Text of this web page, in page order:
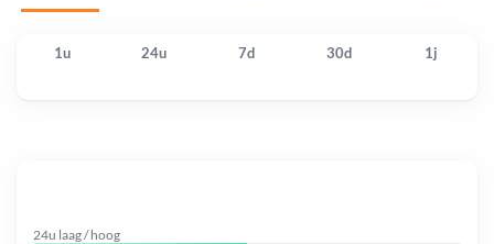
1u 24u 7d 30d 1j
24u laag / hoog